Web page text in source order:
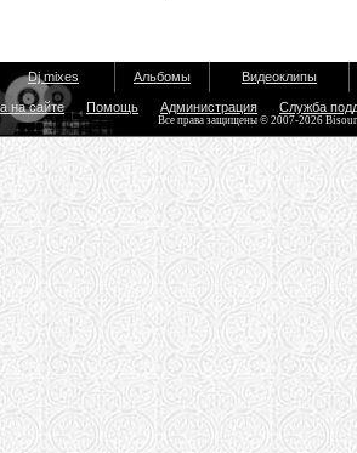
Dj mixes Альбомы Видеоклипы
на сайте Помощь Администрация Служба
Все права защищены © 2007-2026